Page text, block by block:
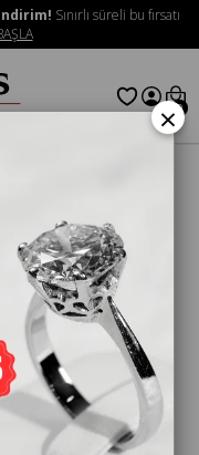
Sınırlı süreli bu fırsatı
0
×